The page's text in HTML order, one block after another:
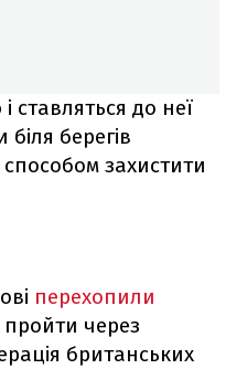
ставляться до неї
берегів
захистити
перехопили
пройти через
британських